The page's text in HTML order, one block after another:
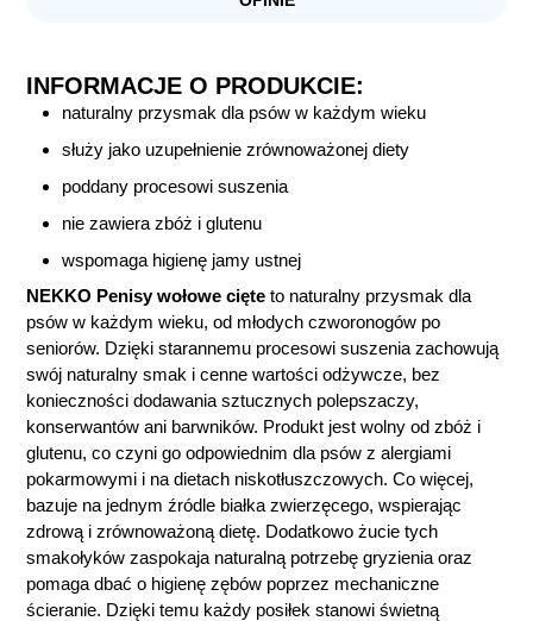
INFORMACJE O PRODUKCIE:
naturalny przysmak dla psów w każdym wieku
służy jako uzupełnienie zrównoważonej diety
poddany procesowi suszenia
nie zawiera zbóż i glutenu
wspomaga higienę jamy ustnej
NEKKO Penisy wołowe cięte to naturalny przysmak dla
psów w każdym wieku, od młodych czworonogów po
seniorów. Dzięki starannemu procesowi suszenia zachowują
swój naturalny smak i cenne wartości odżywcze, bez
konieczności dodawania sztucznych polepszaczy,
konserwantów ani barwników. Produkt jest wolny od zbóż i
glutenu, co czyni go odpowiednim dla psów z alergiami
pokarmowymi i na dietach niskotłuszczowych. Co więcej,
bazuje na jednym źródle białka zwierzęcego, wspierając
zdrową i zrównoważoną dietę. Dodatkowo żucie tych
smakołyków zaspokaja naturalną potrzebę gryzienia oraz
pomaga dbać o higienę zębów poprzez mechaniczne
ścieranie. Dzięki temu każdy posiłek stanowi świetną